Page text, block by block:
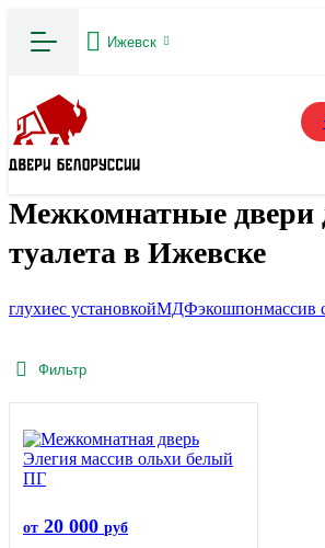
Ижевск
Межкомнатные двери
туалета в Ижевске
глухиес установкойМДФэкошпонмассив
Фильтр
от 20 000 руб